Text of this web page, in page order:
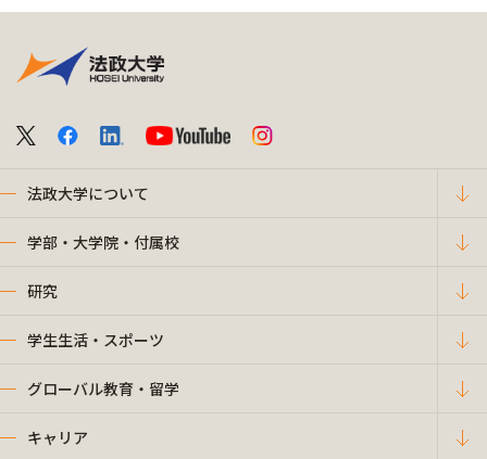
法政大学について
学部・大学院・付属校
研究
学生生活・スポーツ
グローバル教育・留学
キャリア